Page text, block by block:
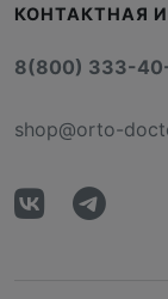
КОНТАКТНАЯ
8(800) 333-
shop@orto-